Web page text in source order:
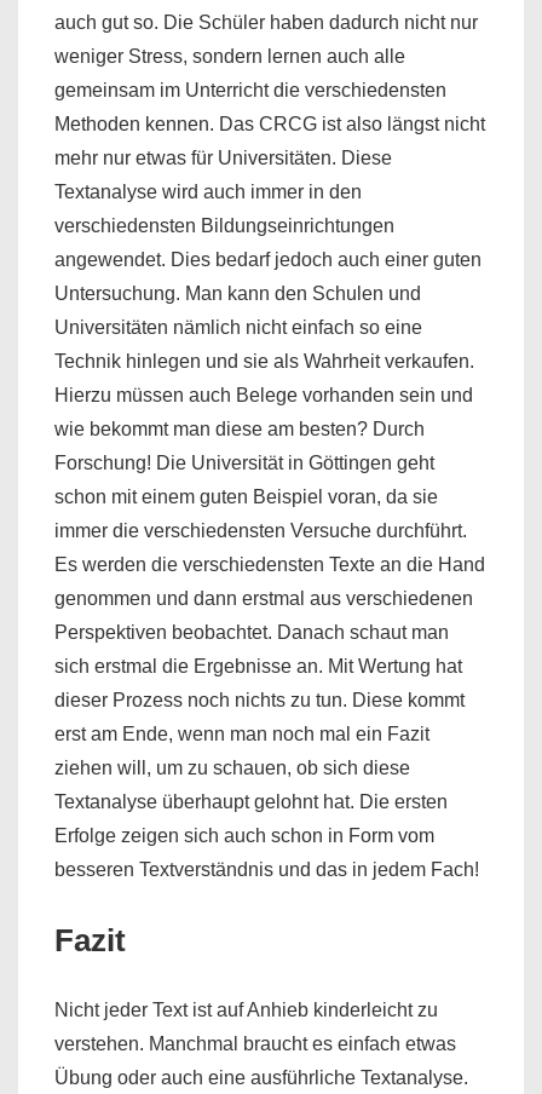
auch gut so. Die Schüler haben dadurch nicht nur
weniger Stress, sondern lernen auch alle
gemeinsam im Unterricht die verschiedensten
Methoden kennen. Das CRCG ist also längst nicht
mehr nur etwas für Universitäten. Diese
Textanalyse wird auch immer in den
verschiedensten Bildungseinrichtungen
angewendet. Dies bedarf jedoch auch einer guten
Untersuchung. Man kann den Schulen und
Universitäten nämlich nicht einfach so eine
Technik hinlegen und sie als Wahrheit verkaufen.
Hierzu müssen auch Belege vorhanden sein und
wie bekommt man diese am besten? Durch
Forschung! Die Universität in Göttingen geht
schon mit einem guten Beispiel voran, da sie
immer die verschiedensten Versuche durchführt.
Es werden die verschiedensten Texte an die Hand
genommen und dann erstmal aus verschiedenen
Perspektiven beobachtet. Danach schaut man
sich erstmal die Ergebnisse an. Mit Wertung hat
dieser Prozess noch nichts zu tun. Diese kommt
erst am Ende, wenn man noch mal ein Fazit
ziehen will, um zu schauen, ob sich diese
Textanalyse überhaupt gelohnt hat. Die ersten
Erfolge zeigen sich auch schon in Form vom
besseren Textverständnis und das in jedem Fach!
Fazit
Nicht jeder Text ist auf Anhieb kinderleicht zu
verstehen. Manchmal braucht es einfach etwas
Übung oder auch eine ausführliche Textanalyse.